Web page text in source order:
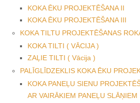
KOKA ĒKU PROJEKTĒŠANA II
KOKA ĒKU PROJEKTĒŠANA III
KOKA TILTU PROJEKTĒŠANAS
KOKA TILTI ( VĀCIJA )
ZAĻIE TILTI ( Vācija )
PALĪGLĪDZEKLIS KOKA ĒKU
KOKA PANEĻU SIENU
AR VAIRĀKIEM PANEĻU SLĀŅIEM